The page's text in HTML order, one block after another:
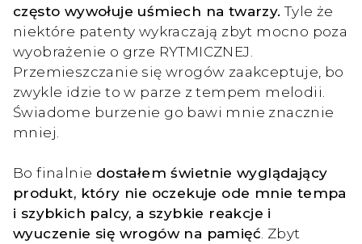
często wywołuje uśmiech na twarzy. Tyle że
niektóre patenty wykraczają zbyt mocno poza
wyobrażenie o grze RYTMICZNEJ.
Przemieszczanie się wrogów zaakceptuje, bo
zwykle idzie to w parze z tempem melodii.
Świadome burzenie go bawi mnie znacznie
mniej.
Bo finalnie dostałem świetnie wyglądający
produkt, który nie oczekuje ode mnie tempa
i szybkich palcy, a szybkie reakcje i
wyuczenie się wrogów na pamięć . Zbyt